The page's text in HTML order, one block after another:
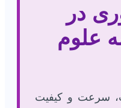
در
علوم
سرعت و کیفیت